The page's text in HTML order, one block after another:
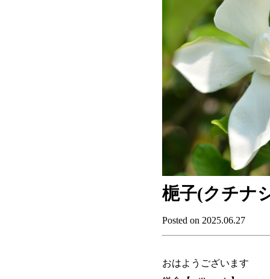
梔子(クチナ
Posted on 2025.06.27
おはようございます